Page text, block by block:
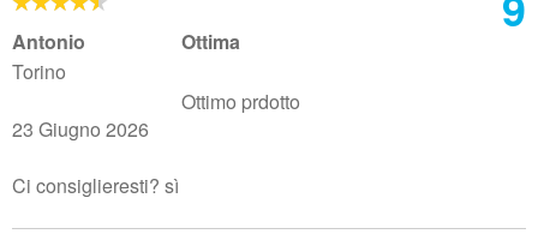
Antonio
Torino
23 Giugno 2026
Ci consiglieresti? sì
Ottima
Ottimo prdotto